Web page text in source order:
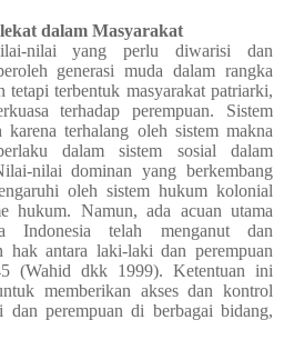
dalam Masyarakat
nilai yang perlu diwarisi dan
generasi muda dalam rangka
tetapi terbentuk masyarakat patriarki,
terhadap perempuan. Sistem
terhalang oleh sistem makna
dalam sistem sosial dalam
nilai dominan yang berkembang
oleh sistem hukum kolonial
hukum. Namun, ada acuan utama
Indonesia telah menganut dan
hak antara laki-laki dan perempuan
(Wahid dkk 1999). Ketentuan ini
memberikan akses dan kontrol
dan perempuan di berbagai bidang,